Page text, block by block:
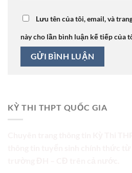
Lưu tên của tôi, email, và
này cho lần bình luận kế tiếp của
KỲ THI THPT QUỐC GIA